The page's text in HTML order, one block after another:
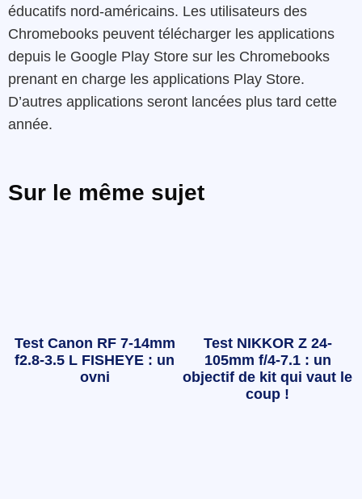
éducatifs nord-américains. Les utilisateurs des
Chromebooks peuvent télécharger les applications
depuis le Google Play Store sur les Chromebooks
prenant en charge les applications Play Store.
D’autres applications seront lancées plus tard cette
année.
Sur le même sujet
Test Canon RF 7-14mm
f2.8-3.5 L FISHEYE : un
ovni
Test NIKKOR Z 24-
105mm f/4-7.1 : un
objectif de kit qui vaut le
coup !